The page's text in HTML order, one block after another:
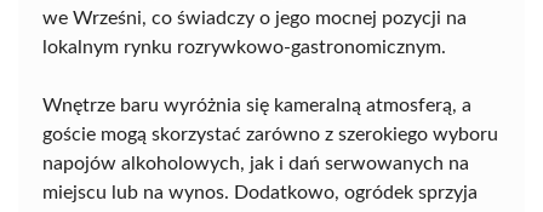
we Wrześni, co świadczy o jego mocnej pozycji na
lokalnym rynku rozrywkowo-gastronomicznym.
Wnętrze baru wyróżnia się kameralną atmosferą, a
goście mogą skorzystać zarówno z szerokiego wyboru
napojów alkoholowych, jak i dań serwowanych na
miejscu lub na wynos. Dodatkowo, ogródek sprzyja